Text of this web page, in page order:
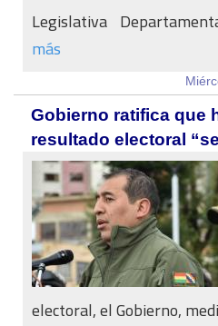
Legislativa
más
Gobierno ratifica que
resultado electoral
electoral, el Gobierno,